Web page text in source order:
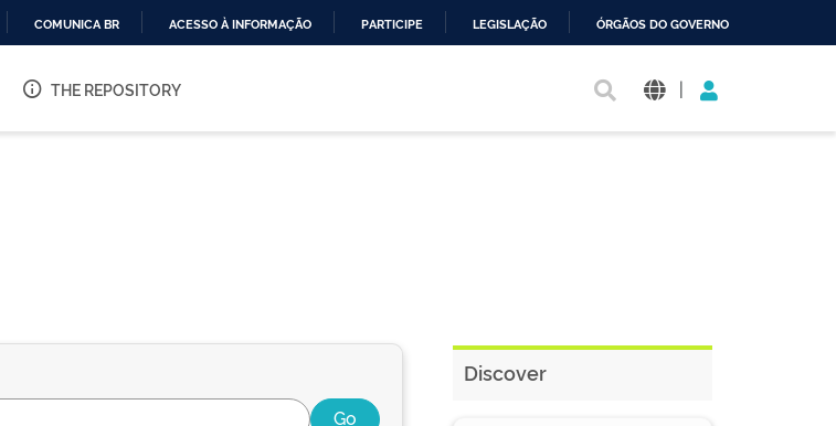
O
COMUNICA BR ACESSO À INFORMAÇÃO PARTICIPE LEGISLAÇÃO ÓRGÃOS DO GOVERNO
THE REPOSITORY |
Discover